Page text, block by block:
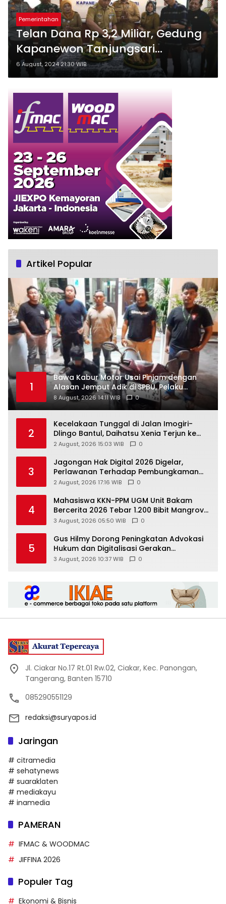
Pemerintahan
Telan Dana Rp 3,2 Miliar, Gedung
Kapanewon Tanjungsari
Diresmikan Bupati Sunaryanta
6 August, 2024 21:30 WIB
Artikel Popular
1
Bawa Kabur Motor Usai Pinjam dengan
Alasan Jemput Adik di SPBU, Pelaku
Ditangkap Saat COD
8 August, 2026 14:11 WIB 0
2
Kecelakaan Tunggal di Jalan Imogiri-
Dlingo Bantul, Daihatsu Xenia Terjun ke
Jurang
2 August, 2026 15:03 WIB 0
3
Jagongan Hak Digital 2026 Digelar,
Perlawanan Terhadap Pembungkaman
Media Digital
2 August, 2026 17:16 WIB 0
4
Mahasiswa KKN-PPM UGM Unit Bakam
Bercerita 2026 Tebar 1.200 Bibit Mangrove
di Sungai Air Layang
3 August, 2026 05:50 WIB 0
5
Gus Hilmy Dorong Peningkatan Advokasi
Hukum dan Digitalisasi Gerakan
Meningkatkan Kualitas PMII DIY
3 August, 2026 10:37 WIB 0
Jl. Ciakar No.17 Rt.01 Rw.02, Ciakar, Kec. Panongan,
Tangerang, Banten 15710
085290551129
redaksi@suryapos.id
Jaringan
# citramedia
# sehatynews
# suaraklaten
# mediakayu
# inamedia
PAMERAN
IFMAC & WOODMAC
JIFFINA 2026
Populer Tag
Ekonomi & Bisnis